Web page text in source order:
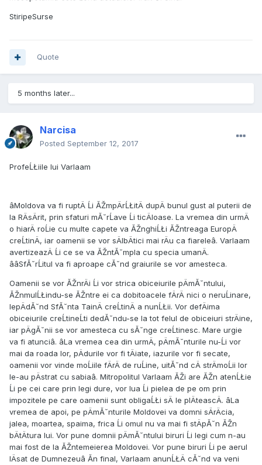
StiripeSurse
Quote
5 months later...
Narcisa
Posted September 12, 2017
ProfeĹŁiile lui Varlaam
âMoldova va fi ruptÄ Ĺi ĂŽmpÄrĹŁitÄ dupÄ bunul gust al puterii de
la RÄsÄrit, prin sfaturi mĂ˘rĹave Ĺi ticÄloase. La vremea din urmÄ
o hiarÄ roĹie cu multe capete va ĂŽnghiĹŁi ĂŽntreaga EuropÄ
creĹtinÄ, iar oamenii se vor sÄlbÄtici mai rÄu ca fiareleâ. Varlaam
avertizeazÄ Ĺi ce se va ĂŽntĂ˘mpla cu specia umanÄ.
ââSfĂ˘rĹitul va fi aproape cĂ˘nd graiurile se vor amesteca.
Oamenii se vor ĂŽnrÄi Ĺi vor strica obiceiurile pÄmĂ˘ntului,
ĂŽnmulĹŁindu-se ĂŽntre ei ca dobitoacele fÄrÄ nici o neruĹinare,
lepÄdĂ˘nd SfĂ˘nta TainÄ creĹtinÄ a nunĹŁii. Vor defÄima
obiceiurile creĹtineĹti dedĂ˘ndu-se la tot felul de obiceiuri strÄine,
iar pÄgĂ˘nii se vor amesteca cu sĂ˘nge creĹtinesc. Mare urgie
va fi atunciâ. âLa vremea cea din urmÄ, pÄmĂ˘nturile nu-Ĺi vor
mai da roada lor, pÄdurile vor fi tÄiate, iazurile vor fi secate,
oamenii vor vinde moĹiile fÄrÄ de ruĹine, uitĂ˘nd cÄ strÄmoĹii lor
le-au pÄstrat cu sabiaâ. Mitropolitul Varlaam ĂŽi are ĂŽn atenĹŁie
Ĺi pe cei care prin legi dure, vor lua Ĺi pielea de pe om prin
impozitele pe care oamenii sunt obligaĹŁi sÄ le plÄteascÄ. âLa
vremea de apoi, pe pÄmĂ˘nturile Moldovei va domni sÄrÄcia,
jalea, moartea, spaima, frica Ĺi omul nu va mai fi stÄpĂ˘n ĂŽn
bÄtÄtura lui. Vor pune domnii pÄmĂ˘ntului biruri Ĺi legi cum n-au
mai fost de la ĂŽntemeierea Moldovei. Vor pune biruri Ĺi pe aerul
lÄsat de Dumnezeuâ Ăn final, Varlaam anunĹŁÄ cĂ˘nd va veni